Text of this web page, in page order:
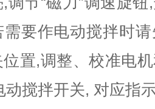
要作电动搅拌时
置,调整、校准电
搅拌开关, 对应指